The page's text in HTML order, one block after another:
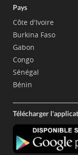
Pays
Côte d'Ivoire
Burkina Faso
Gabon
Congo
Sénégal
Bénin
Télécharger